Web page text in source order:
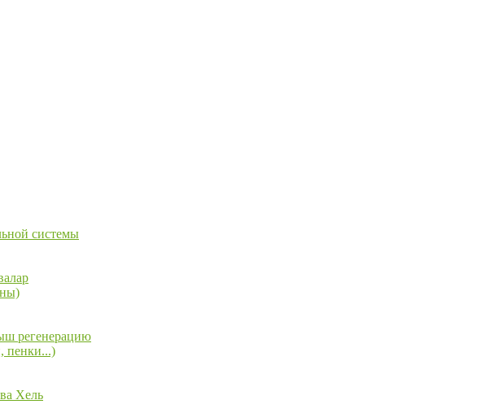
системы
регенерацию
пенки...)
Хель